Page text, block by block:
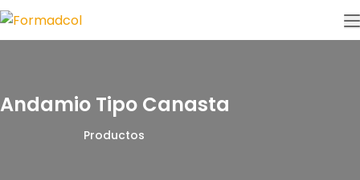
Andamio Tipo Canasta
Productos